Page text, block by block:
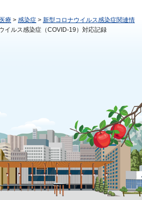
医療 > 感染症 > 新型コロナウイルス感染症関連情
イルス感染症（COVID-19）対応記録